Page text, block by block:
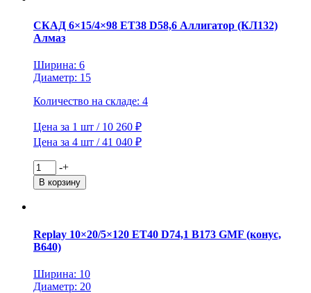
D98
Хафпайп
(КС683)
Джек
СКАД 6×15/4×98 ET38 D58,6 Аллигатор (КЛ132)
Алмаз
Ширина: 6
Диаметр: 15
Количество на складе: 4
Цена за 1 шт / 10 260 ₽
Цена за 4 шт / 41 040 ₽
Количество
товара
СКАД
D58,6
Аллигатор
(КЛ132)
-+
В корзину
Replay 10×20/5×120 ET40 D74,1 B173 GMF (конус,
B640)
Ширина: 10
Диаметр: 20